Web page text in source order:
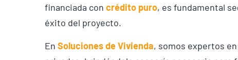
financiada con crédito puro, es fundamental
éxito del proyecto.
En Soluciones de Vivienda, somos expertos